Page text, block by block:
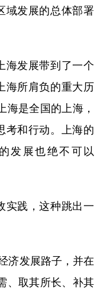
域发展的总体部署
发展带到了一个
海所肩负的重大历
海是全国的上海，
考和行动。上海的
发展也绝不可以
践，这种跳出一
济发展路子，并在
、取其所长、补其